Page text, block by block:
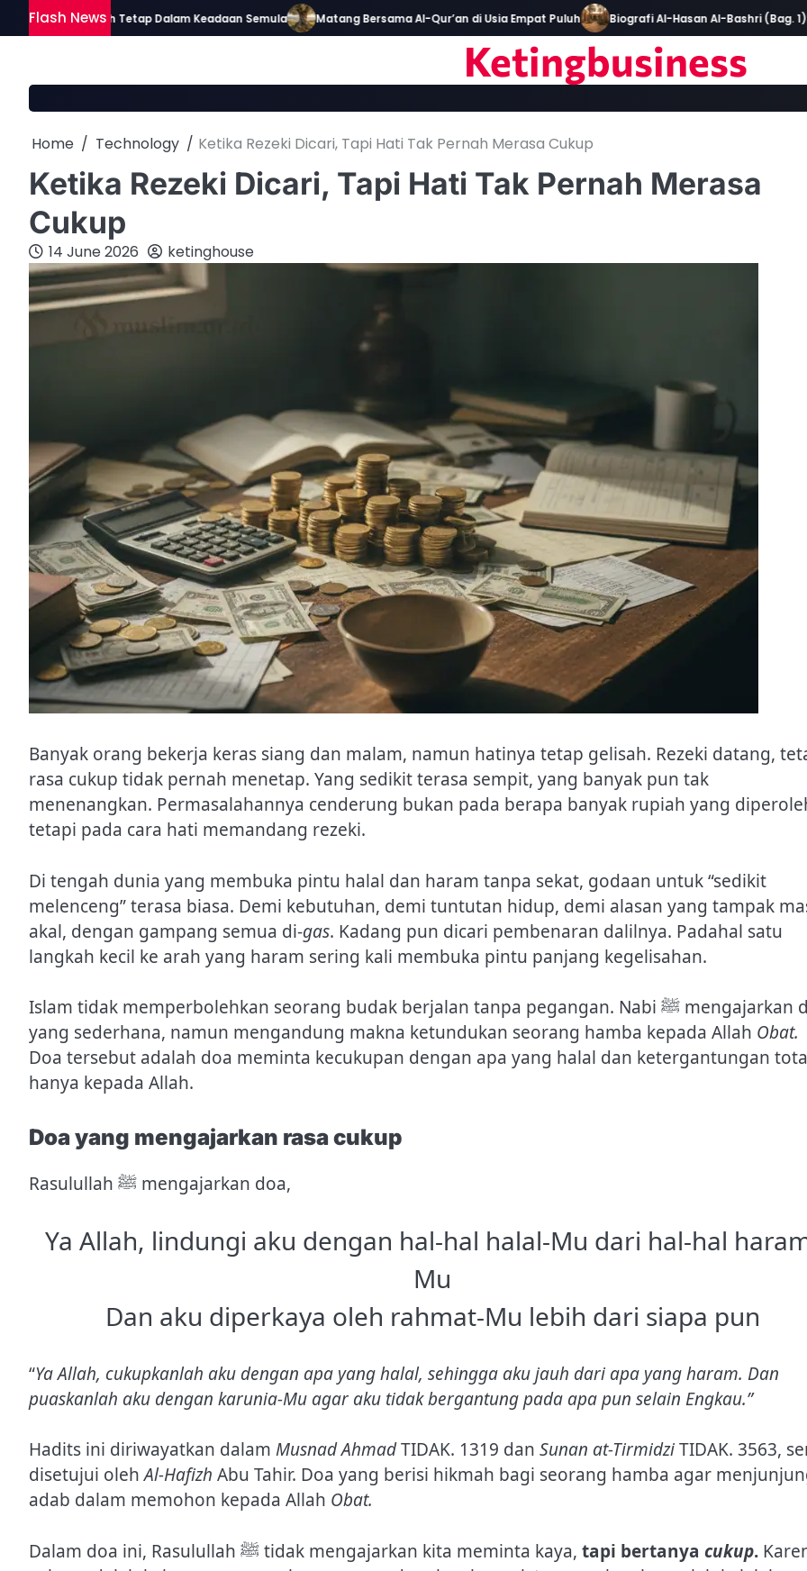
to
Flash News
adalah Tetap Dalam Keadaan Semula Matang Bersama Al-Qur’an di Usia Empat Puluh Biografi Al-Hasan Al-Bashri (Bag. 1)
Ketingbusiness
Home Technology Ketika Rezeki Dicari, Tapi Hati Tak Pernah Merasa Cukup
Ketika Rezeki Dicari, Tapi Hati Tak Pernah Merasa
Cukup
14 June 2026 ketinghouse
Banyak orang bekerja keras siang dan malam, namun hatinya tetap gelisah. Rezeki datang,
rasa cukup tidak pernah menetap. Yang sedikit terasa sempit, yang banyak pun tak
menenangkan. Permasalahannya cenderung bukan pada berapa banyak rupiah yang
tetapi pada cara hati memandang rezeki.
Di tengah dunia yang membuka pintu halal dan haram tanpa sekat, godaan untuk “sedikit
melenceng” terasa biasa. Demi kebutuhan, demi tuntutan hidup, demi alasan yang tampak
akal, dengan gampang semua di-gas. Kadang pun dicari pembenaran dalilnya. Padahal satu
langkah kecil ke arah yang haram sering kali membuka pintu panjang kegelisahan.
Islam tidak memperbolehkan seorang budak berjalan tanpa pegangan. Nabi ﷺ mengajarkan doa
yang sederhana, namun mengandung makna ketundukan seorang hamba kepada Allah Obat.
Doa tersebut adalah doa meminta kecukupan dengan apa yang halal dan ketergantungan
hanya kepada Allah.
Doa yang mengajarkan rasa cukup
Rasulullah ﷺ mengajarkan doa,
Ya Allah, lindungi aku dengan hal-hal halal-Mu dari hal-hal
Mu
Dan aku diperkaya oleh rahmat-Mu lebih dari siapa pun
“Ya Allah, cukupkanlah aku dengan apa yang halal, sehingga aku jauh dari apa yang haram. Dan
puaskanlah aku dengan karunia-Mu agar aku tidak bergantung pada apa pun selain Engkau.”
Hadits ini diriwayatkan dalam Musnad AhmadTIDAK. 1319 dan Sunan at-TirmidziTIDAK. 3563,
disetujui olehAl-Hafizh Abu Tahir. Doa yang berisi hikmah bagi seorang hamba agar
adab dalam memohon kepada Allah Obat.
Dalam doa ini, Rasulullah ﷺ tidak mengajarkan kita meminta kaya, tapi bertanya cukup.